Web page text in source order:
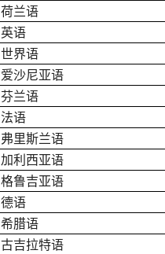
荷兰语
英语
世界语
爱沙尼亚语
芬兰语
法语
弗里斯兰语
加利西亚语
格鲁吉亚语
德语
希腊语
古吉拉特语